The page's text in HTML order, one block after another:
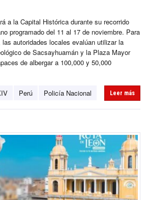
a la Capital Histórica durante su recorrido
programado del 11 al 17 de noviembre. Para
autoridades locales evalúan utilizar la
de Sacsayhuamán y la Plaza Mayor
de albergar a 100,000 y 50,000
Perú Policía Nacional Leer más